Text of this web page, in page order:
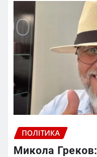
ПОЛІТИКА
Микола Греков: